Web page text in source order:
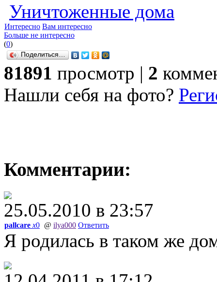
Уничтоженные дома
Интересно Вам интересно
Больше не интересно
(0)
Поделиться…
81891 просмотр | 2
Нашли себя на фото?
Комментарии:
25.05.2010 в 23:57
pallcare x0 @ ilya000 Ответить
Я родилась в таком же